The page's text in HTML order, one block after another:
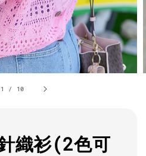
1 / 10
織衫(2色可